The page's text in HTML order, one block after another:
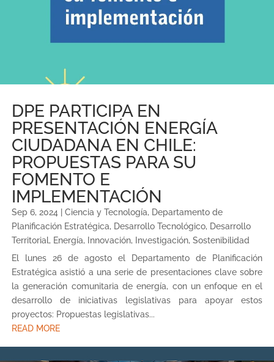
DPE PARTICIPA EN
PRESENTACIÓN ENERGÍA
CIUDADANA EN CHILE:
PROPUESTAS PARA SU
FOMENTO E
IMPLEMENTACIÓN
Sep 6, 2024 Ciencia y Tecnología, Departamento de
Planificación Estratégica, Desarrollo Tecnológico, Desarrollo
Territorial, Energía, Innovación, Investigación, Sostenibilidad
El lunes 26 de agosto el Departamento de Planificación
Estratégica asistió a una serie de presentaciones clave sobre
la generación comunitaria de energía, con un enfoque en el
desarrollo de iniciativas legislativas para apoyar estos
proyectos: Propuestas legislativas...
READ MORE